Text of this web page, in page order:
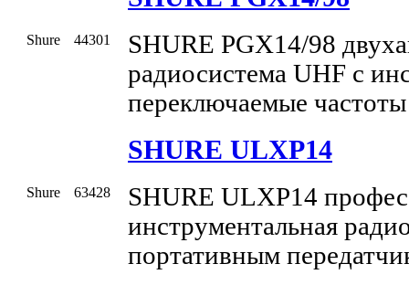
Shure 44301
SHURE PGX14/98
радиосистема UHF с
переключаемые
Shure 63428
SHURE ULXP14
SHURE ULXP14
инструментальная
портативным